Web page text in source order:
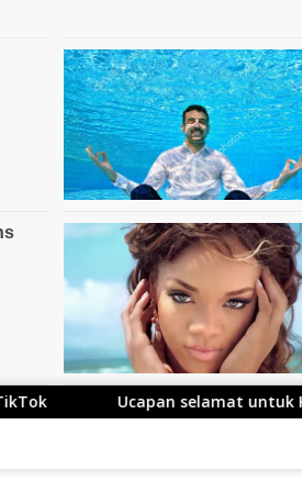
untuk Kang Ace yang Telah